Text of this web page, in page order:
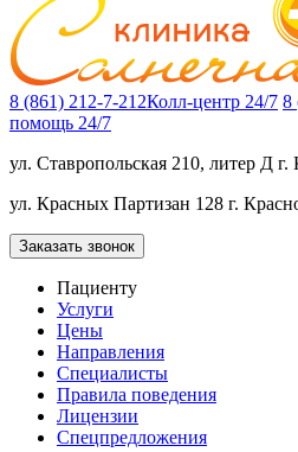
8 (861) 212-7-212Колл-центр 24/7 8
помощь 24/7
ул. Ставропольская 210, литер Д г.
ул. Красных Партизан 128 г.
Заказать звонок
Пациенту
Услуги
Цены
Направления
Специалисты
Правила поведения
Лицензии
Спецпредложения